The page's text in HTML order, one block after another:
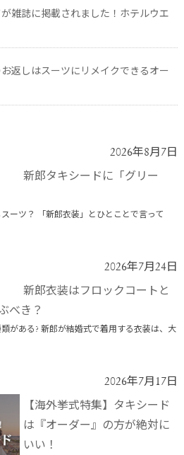
雑誌に掲載されました！ホテルウエ
お返しはスーツにリメイクできるオー
2026年8月7日
新郎タキシードに「グリー
ーツ？ 「新郎衣装」とひとことで言って
2026年7月24日
新郎衣装はフロックコートと
べき？
がある? 新郎が結婚式で着用する衣装は、大
2026年7月17日
【海外挙式特集】タキシード
は『オーダー』の方が絶対に
いい！